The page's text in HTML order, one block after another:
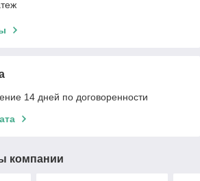
14 дней по договоренности
компании